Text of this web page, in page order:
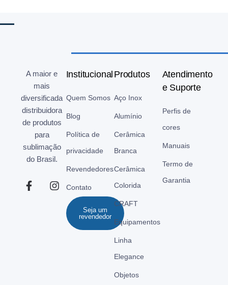
A maior e
mais
diversificada
distribuidora
de produtos
para
sublimação
do Brasil.
Institucional
Quem Somos
Blog
Política de
privacidade
Revendedores
Contato
Seja um
revendedor
Produtos
Aço Inox
Alumínio
Cerâmica
Branca
Cerâmica
Colorida
CRAFT
Equipamentos
Linha
Elegance
Objetos
Atendimento
e Suporte
Perfis de
cores
Manuais
Termo de
Garantia